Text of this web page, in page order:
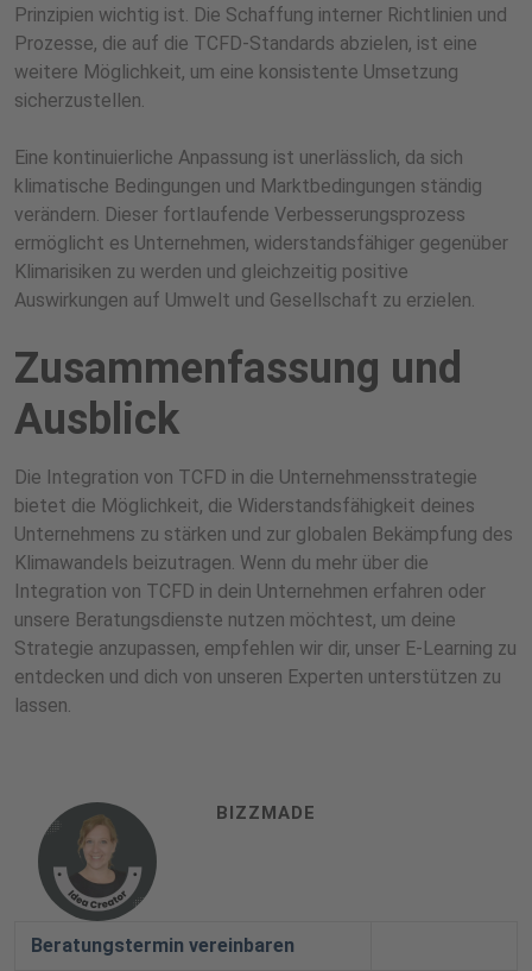
Prinzipien wichtig ist. Die Schaffung interner Richtlinien und
Prozesse, die auf die TCFD-Standards abzielen, ist eine
weitere Möglichkeit, um eine konsistente Umsetzung
sicherzustellen.
Eine kontinuierliche Anpassung ist unerlässlich, da sich
klimatische Bedingungen und Marktbedingungen ständig
verändern. Dieser fortlaufende Verbesserungsprozess
ermöglicht es Unternehmen, widerstandsfähiger gegenüber
Klimarisiken zu werden und gleichzeitig positive
Auswirkungen auf Umwelt und Gesellschaft zu erzielen.
Zusammenfassung und
Ausblick
Die Integration von TCFD in die Unternehmensstrategie
bietet die Möglichkeit, die Widerstandsfähigkeit deines
Unternehmens zu stärken und zur globalen Bekämpfung des
Klimawandels beizutragen. Wenn du mehr über die
Integration von TCFD in dein Unternehmen erfahren oder
unsere Beratungsdienste nutzen möchtest, um deine
Strategie anzupassen, empfehlen wir dir, unser E-Learning zu
entdecken und dich von unseren Experten unterstützen zu
lassen.
BIZZMADE
Beratungstermin vereinbaren